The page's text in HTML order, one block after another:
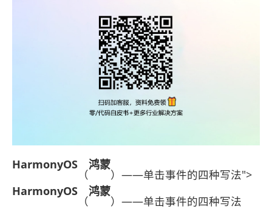
HarmonyOS
（
鸿蒙
）——单击事件的四种写法">
HarmonyOS
（
鸿蒙
）——单击事件的四种写法